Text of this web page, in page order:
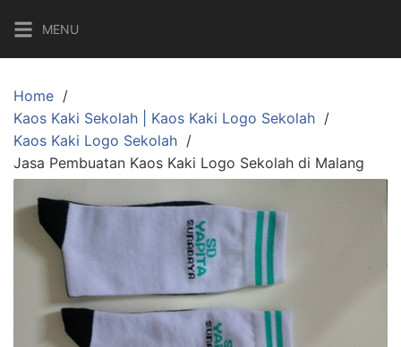
content
MENU
Home
Kaos Kaki Sekolah | Kaos Kaki Logo Sekolah
Kaos Kaki Logo Sekolah
Jasa Pembuatan Kaos Kaki Logo Sekolah di Malang